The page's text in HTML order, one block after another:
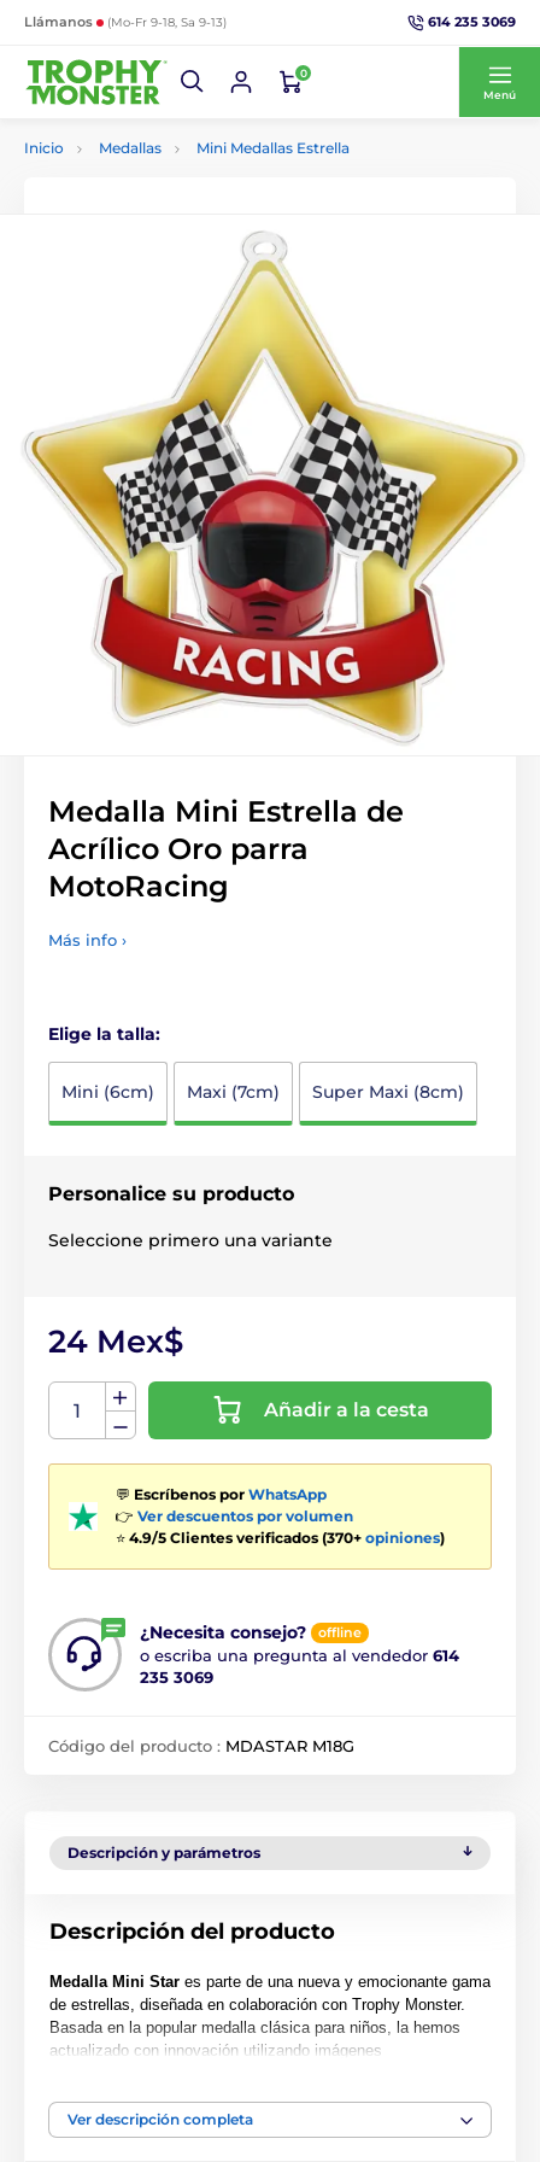
Llámanos (Mo-Fr 9-18, Sa 9-13) 614 235 3069
0
Menú
Inicio Medallas Mini Medallas Estrella
Medalla Mini Estrella de
Acrílico Oro parra
MotoRacing
Más info ›
Elige la talla:
Mini (6cm) Maxi (7cm) Super Maxi (8cm)
Personalice su producto
Seleccione primero una variante
24 Mex$
Añadir a la cesta
💬 Escríbenos por WhatsApp
👉 Ver descuentos por volumen
⭐ 4.9/5 Clientes verificados (370+ opiniones)
¿Necesita consejo? offline
o escriba una pregunta al vendedor 614
235 3069
Código del producto : MDASTAR M18G
Descripción y parámetros
Descripción del producto
Medalla Mini Star es parte de una nueva y emocionante gama
de estrellas, diseñada en colaboración con Trophy Monster.
Basada en la popular medalla clásica para niños, la hemos
actualizado con innovación utilizando imágenes
Cortada en una forma especial, esta medalla presenta una
Ver descripción completa